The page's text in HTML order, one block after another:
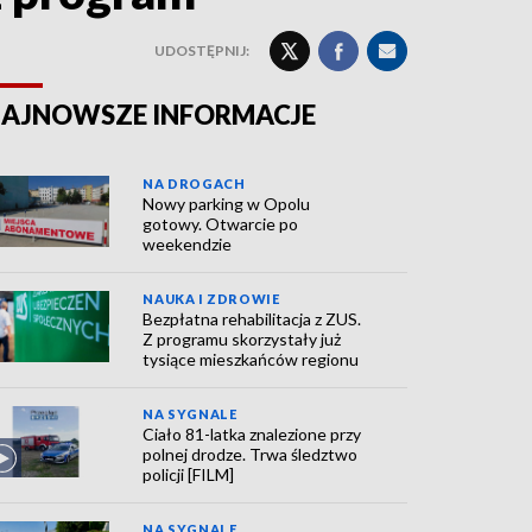
UDOSTĘPNIJ:
INFORMACJE
NA DROGACH
Nowy parking w Opolu
gotowy. Otwarcie po
weekendzie
NAUKA I ZDROWIE
Bezpłatna rehabilitacja z ZUS.
Z programu skorzystały już
tysiące mieszkańców regionu
NA SYGNALE
Ciało 81-latka znalezione przy
polnej drodze. Trwa śledztwo
policji [FILM]